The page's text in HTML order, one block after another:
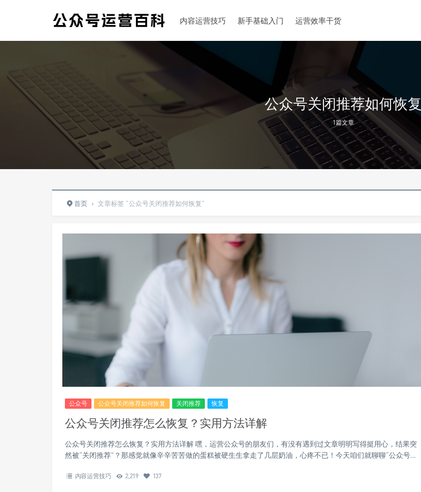
内容运营技巧 新手基础入门 运营效率干货
公众号关闭推荐如何恢复
1篇文章
首页 › 文章标签 "公众号关闭推荐如何恢复"
公众号 公众号关闭推荐如何恢复 关闭推荐 恢复
公众号关闭推荐怎么恢复？实用方法详解
公众号关闭推荐怎么恢复？实用方法详解 嘿，运营公众号的朋友们，有没有遇到过文章明明写得挺用心，结果突
然被“关闭推荐”？那感觉就像辛辛苦苦做的蛋糕被硬生生拿走了几层奶油，心疼不已！今天咱们就聊聊“公众号…
内容运营技巧 2,219 137